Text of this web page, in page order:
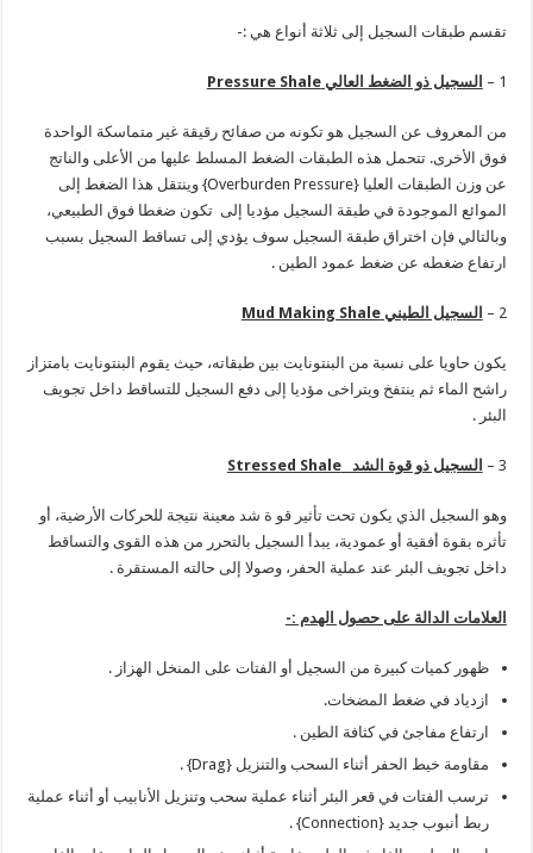
تقسم طبقات السجيل إلى ثلاثة أنواع هي :-
1 – السجيل ذو الضغط العاليPressure Shale
من المعروف عن السجيل هو تكونه من صفائح رقيقة غير متماسكة الواحدة
فوق الأخرى. تتحمل هذه الطبقات الضغط المسلط عليها من الأعلى والناتج
عن وزن الطبقات العليا {Overburden Pressure} وينتقل هذا الضغط إلى
الموائع الموجودة في طبقة السجيل مؤديا إلى تكون ضغطا فوق الطبيعي،
وبالتالي فإن اختراق طبقة السجيل سوف يؤدي إلى تساقط السجيل بسبب
ارتفاع ضغطه عن ضغط عمود الطين .
2 – السجيل الطينيMud Making Shale
يكون حاويا على نسبة من البنتونايت بين طبقاته، حيث يقوم البنتونايت بامتزاز
راشح الماء ثم ينتفخ ويتراخى مؤديا إلى دفع السجيل للتساقط داخل تجويف
البئر .
3 – السجيل ذو قوة الشدStressed Shale
وهو السجيل الذي يكون تحت تأثير قو ة شد معينة نتيجة للحركات الأرضية، أو
تأثره بقوة أفقية أو عمودية، يبدأ السجيل بالتحرر من هذه القوى والتساقط
داخل تجويف البئر عند عملية الحفر، وصولا إلى حالته المستقرة .
العلامات الدالة على حصول الهدم :-
ظهور كميات كبيرة من السجيل أو الفتات على المنخل الهزاز .
ازدياد في ضغط المضخات.
ارتفاع مفاجئ في كثافة الطين .
مقاومة خيط الحفر أثناء السحب والتنزيل {Drag} .
ترسب الفتات في قعر البئر أثناء عملية سحب وتنزيل الأنابيب أو أثناء عملية
ربط أنبوب جديد {Connection} .